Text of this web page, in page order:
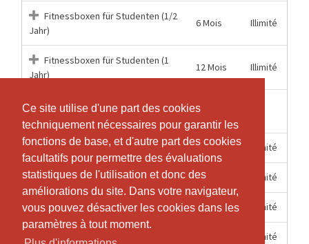
Ce site utilise d'une part des cookies
techniquement nécessaires pour garantir les
fonctions de base, et d'autre part des cookies
facultatifs pour permettre des évaluations
statistiques de l'utilisation et donc des
améliorations du site. Dans votre navigateur,
vous pouvez désactiver les cookies dans les
paramètres à tout moment.
Ce site utilise d'une part des cookies
techniquement nécessaires pour garantir les
fonctions de base, et d'autre part des cookies
facultatifs pour permettre des évaluations
statistiques de l'utilisation et donc des
améliorations du site. Dans votre navigateur,
vous pouvez désactiver les cookies dans les
paramètres à tout moment.
Fitnessboxen für Studenten (1/2
Jahr)
6 Mois Illimité
Fitnessboxen für Studenten (1
Jahr)
12 Mois Illimité
Probetraining
4
Semaines
Schüler (1/2 Jahr) 6 Mois Illimité
Schüler (1 Jahr) 12 Mois Illimité
Studenten (1/2 Jahr) 6 Mois Illimité
Studenten (1 Jahr) Illimité